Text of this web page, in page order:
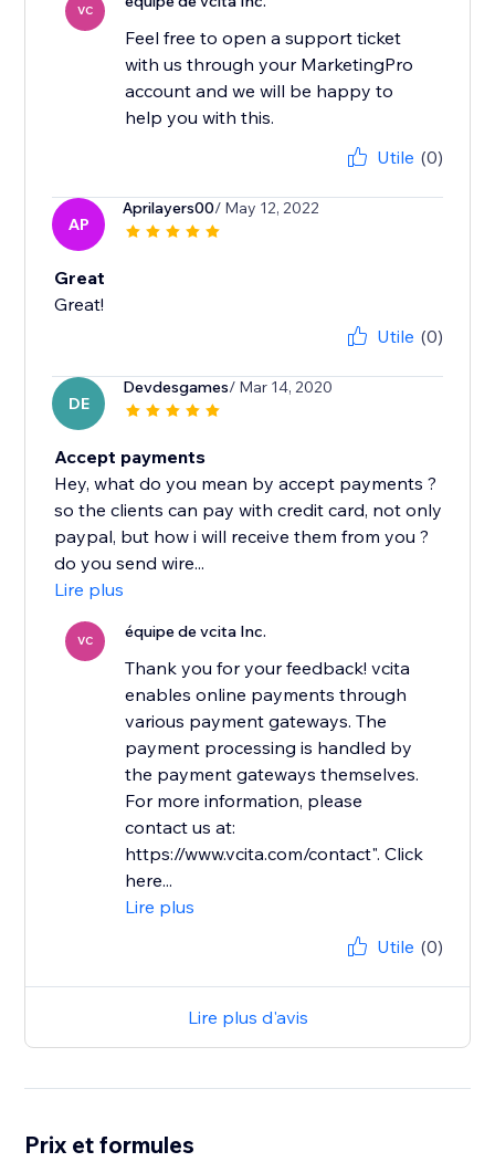
VC
Feel free to open a support ticket
with us through your MarketingPro
account and we will be happy to
Utile (0)
AP
Aprilayers00/ May 12, 2022
Great
Great!
Utile (0)
DE
Devdesgames/ Mar 14, 2020
Accept payments
Hey, what do you mean by accept payments ?
so the clients can pay with credit card, not only
paypal, but how i will receive them from you ?
do you send wire...
Lire plus
VC équipe de vcita Inc.
Thank you for your feedback! vcita
enables online payments through
various payment gateways. The
payment processing is handled by
the payment gateways themselves.
For more information, please
contact us at:
https://www.vcita.com/contact". Click
here...
Lire plus
Utile (0)
Lire plus d'avis
Prix et formules